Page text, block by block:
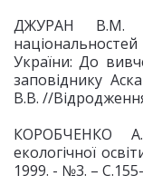
ДЖУРАН В.М.
України: До
заповіднику
В.В. //
КОРОБЧЕНКО
екологічної
1999. - №3. –